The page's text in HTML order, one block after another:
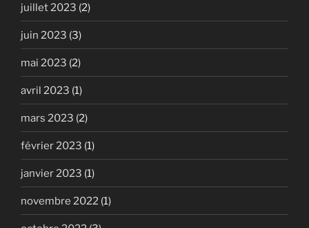
juillet 2023 (2)
juin 2023 (3)
mai 2023 (2)
avril 2023 (1)
mars 2023 (2)
février 2023 (1)
janvier 2023 (1)
novembre 2022 (1)